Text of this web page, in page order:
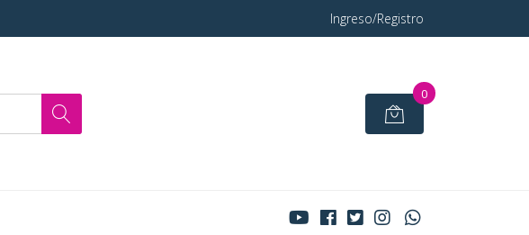
Ingreso/Registro
0